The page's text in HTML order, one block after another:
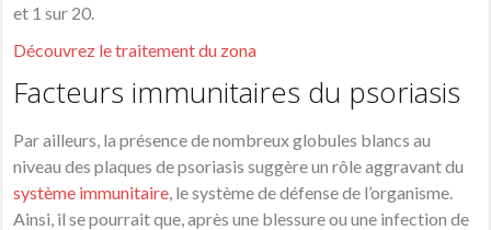
et 1 sur 20.
Découvrez le traitement du zona
Facteurs immunitaires du psoriasis
Par ailleurs, la présence de nombreuxglobules blancs au
niveau des plaques depsoriasis suggère un rôle aggravant du
système immunitaire , le système de défense de l’organisme.
Ainsi, il se pourrait que, après une blessure ou une infection de